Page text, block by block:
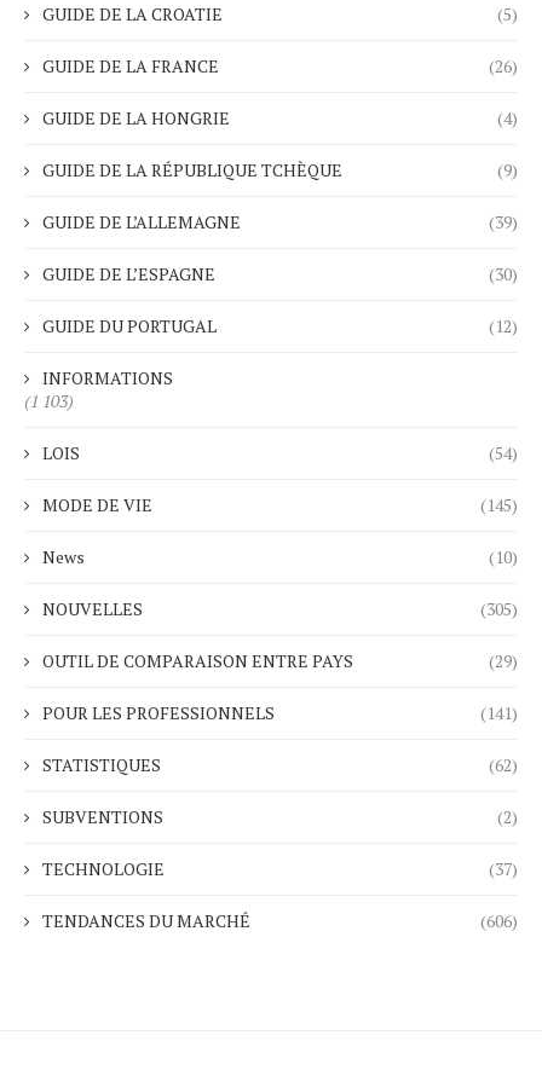
GUIDE DE LA CROATIE (5)
GUIDE DE LA FRANCE (26)
GUIDE DE LA HONGRIE (4)
GUIDE DE LA RÉPUBLIQUE TCHÈQUE (9)
GUIDE DE L’ALLEMAGNE (39)
GUIDE DE L’ESPAGNE (30)
GUIDE DU PORTUGAL (12)
INFORMATIONS
(1 103)
LOIS (54)
MODE DE VIE (145)
News (10)
NOUVELLES (305)
OUTIL DE COMPARAISON ENTRE PAYS (29)
POUR LES PROFESSIONNELS (141)
STATISTIQUES (62)
SUBVENTIONS (2)
TECHNOLOGIE (37)
TENDANCES DU MARCHÉ (606)